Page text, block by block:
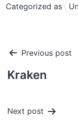
Categorized as
Post
navigation
Previous post
Kraken
Next post